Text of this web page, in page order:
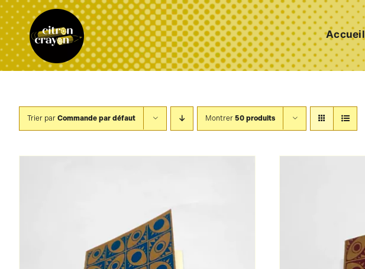
Passer
au
contenu
Accueil
Trier par Commande par défaut Montrer 50 produits